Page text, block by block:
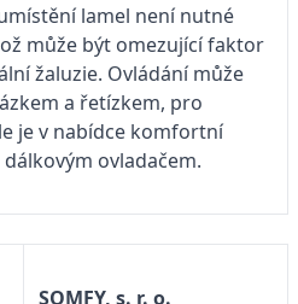
lamel není nutné
může být omezující faktor
žaluzie. Ovládání může
a řetízkem, pro
je v nabídce komfortní
ovladačem.
SOMFY, s. r. o.